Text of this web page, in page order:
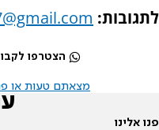
לתגובות:
הצטרפו
מצאתם טעות או
פנו אלינו